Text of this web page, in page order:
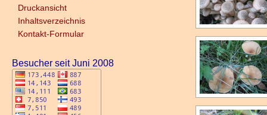
Druckansicht
Inhaltsverzeichnis
Kontakt-Formular
Besucher seit Juni 2008